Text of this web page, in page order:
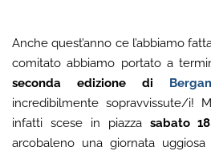
Anche quest’anno ce l’abbiamo
comitato abbiamo portato a
seconda edizione di
incredibilmente sopravvissute/i!
infatti scese in piazza sabato
arcobaleno una giornata